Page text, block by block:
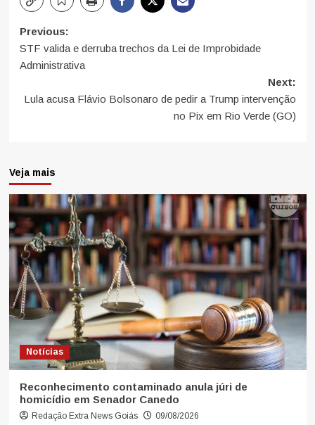
Post
navigation
Previous:
STF valida e derruba trechos da Lei de Improbidade
Administrativa
Next:
Lula acusa Flávio Bolsonaro de pedir a Trump intervenção
no Pix em Rio Verde (GO)
Veja mais
Notícias
Reconhecimento contaminado anula júri de
homicídio em Senador Canedo
Redação Extra News Goiás 09/08/2026